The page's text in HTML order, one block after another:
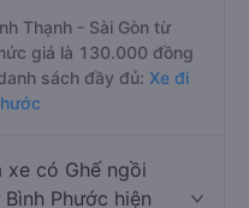
Thạnh - Sài Gòn từ
giá là 130.000 đồng
sách đầy đủ: Xe đi
xe có Ghế ngồi
Phước hiện